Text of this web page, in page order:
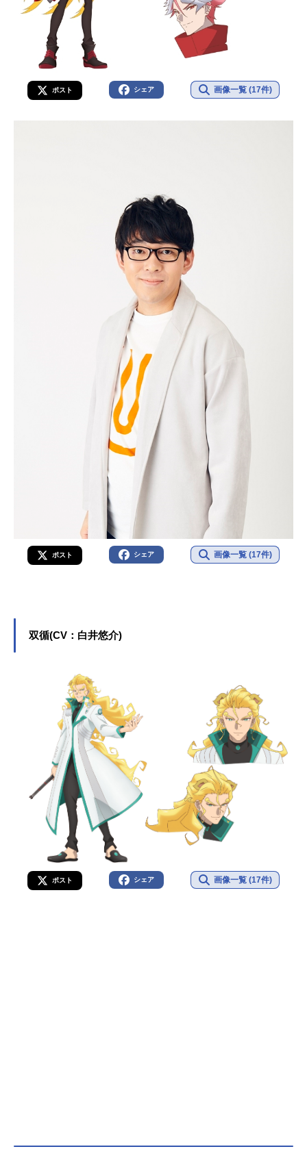
ポスト シェア 画像一覧 (17件)
ポスト シェア 画像一覧 (17件)
双循(CV：白井悠介)
ポスト シェア 画像一覧 (17件)